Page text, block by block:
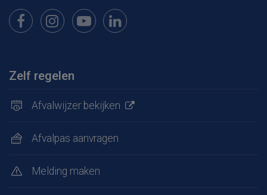
Bekijk onze pagina op Facebook
Bekijk onze pagina op Instagram
Bekijk onze pagina op Youtube
Bekijk onze pagina op LinkedIn
Zelf regelen
Afvalwijzer bekijken
Afvalpas aanvragen
Melding maken